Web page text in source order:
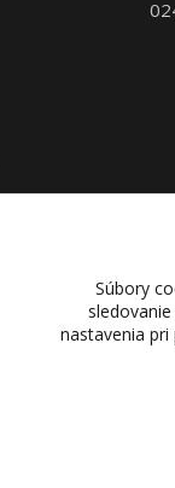
Súbory
nastavenia